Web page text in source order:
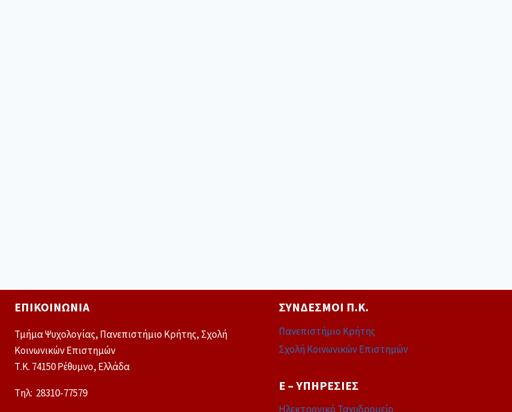
ΕΠΙΚΟΙΝΩΝΊΑ
Τμήμα Ψυχολογίας, Πανεπιστήμιο Κρήτης, Σχολή
Κοινωνικών Επιστημών
Τ.Κ. 74150 Ρέθυμνο, Ελλάδα
Tηλ: 28310-77579
ΣΎΝΔΕΣΜΟΙ Π.Κ.
Πανεπιστήμιο Κρήτης
Σχολή Κοινωνικών Επιστημών
E – ΥΠΗΡΕΣΊΕΣ